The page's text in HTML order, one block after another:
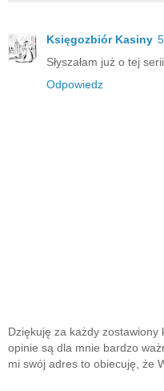
Księgozbiór Kasiny
Słyszałam już o tej
Odpowiedz
Dziękuję za każdy zostawiony
opinie są dla mnie bardzo
mi swój adres to obiecuję, że